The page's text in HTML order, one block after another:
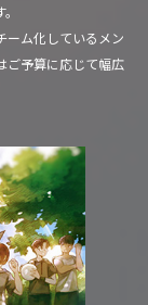
ーム化しているメン
ご予算に応じて幅広